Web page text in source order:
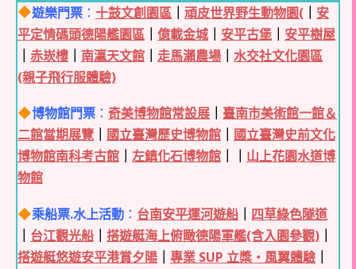
遊樂門票 ： 十鼓文創園區 ｜頑皮世界野生動物園( ｜ 安
平定情碼頭德陽艦園區 ｜ 億載金城 ｜ 安平古堡 ｜ 安平樹屋
｜ 赤崁樓 ｜ 南瀛天文館 ｜ 走馬瀨農場 ｜ 水交社文化園區
(親子飛行服體驗)
博物館門票 ：奇美博物館常設展
臺南市美術館一館＆
二館當期展覽
國立臺灣歷史博物館
國立臺灣史前文化
博物館南科考古館
左鎮化石博物館
山上花園水道博
物館
乘船票.水上活動 ： 台南安平運河遊船
四草綠色隧道
台江觀光船 搭遊艇海上俯瞰德陽軍艦(含入園參觀)
搭遊艇悠遊安平港賞夕陽
專業 SUP 立槳・風翼體驗